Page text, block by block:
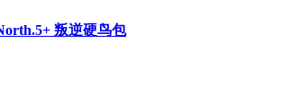
叛逆硬鸟包